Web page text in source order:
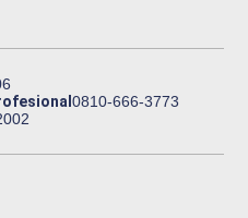
0810-666-3773